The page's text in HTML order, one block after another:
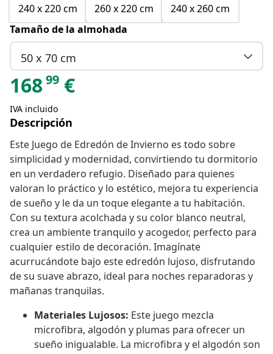
240 x 220 cm
260 x 220 cm
240 x 260 cm
Tamaño de la almohada
50 x 70 cm
16899 €
IVA incluido
Descripción
Este Juego de Edredón de Invierno es todo sobre
simplicidad y modernidad, convirtiendo tu dormitorio
en un verdadero refugio. Diseñado para quienes
valoran lo práctico y lo estético, mejora tu experiencia
de sueño y le da un toque elegante a tu habitación.
Con su textura acolchada y su color blanco neutral,
crea un ambiente tranquilo y acogedor, perfecto para
cualquier estilo de decoración. Imagínate
acurrucándote bajo este edredón lujoso, disfrutando
de su suave abrazo, ideal para noches reparadoras y
mañanas tranquilas.
Materiales Lujosos: Este juego mezcla
microfibra, algodón y plumas para ofrecer un
sueño inigualable. La microfibra y el algodón son